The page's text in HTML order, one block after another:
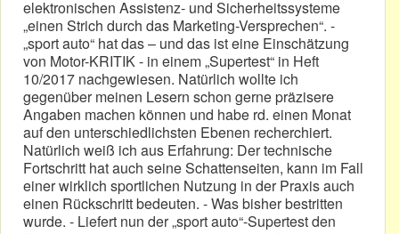
elektronischen Assistenz- und Sicherheitssysteme
„einen Strich durch das Marketing-Versprechen“. -
„sport auto“ hat das – und das ist eine Einschätzung
von Motor-KRITIK - in einem „Supertest“ in Heft
10/2017 nachgewiesen. Natürlich wollte ich
gegenüber meinen Lesern schon gerne präzisere
Angaben machen können und habe rd. einen Monat
auf den unterschiedlichsten Ebenen recherchiert.
Natürlich weiß ich aus Erfahrung: Der technische
Fortschritt hat auch seine Schattenseiten, kann im Fall
einer wirklich sportlichen Nutzung in der Praxis auch
einen Rückschritt bedeuten. - Was bisher bestritten
wurde. - Liefert nun der „sport auto“-Supertest den